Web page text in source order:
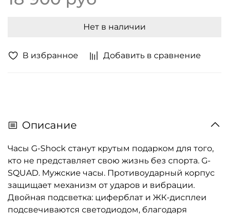
В избранное Добавить в сравнение
Нет в наличии
Описание
Часы G-Shock станут крутым подарком для того,
кто не представляет свою жизнь без спорта. G-
SQUAD. Мужские часы. Противоударный корпус
защищает механизм от ударов и вибрации.
Двойная подcветка: циферблат и ЖК-дисплеи
подсвечиваются светодиодом, благодаря